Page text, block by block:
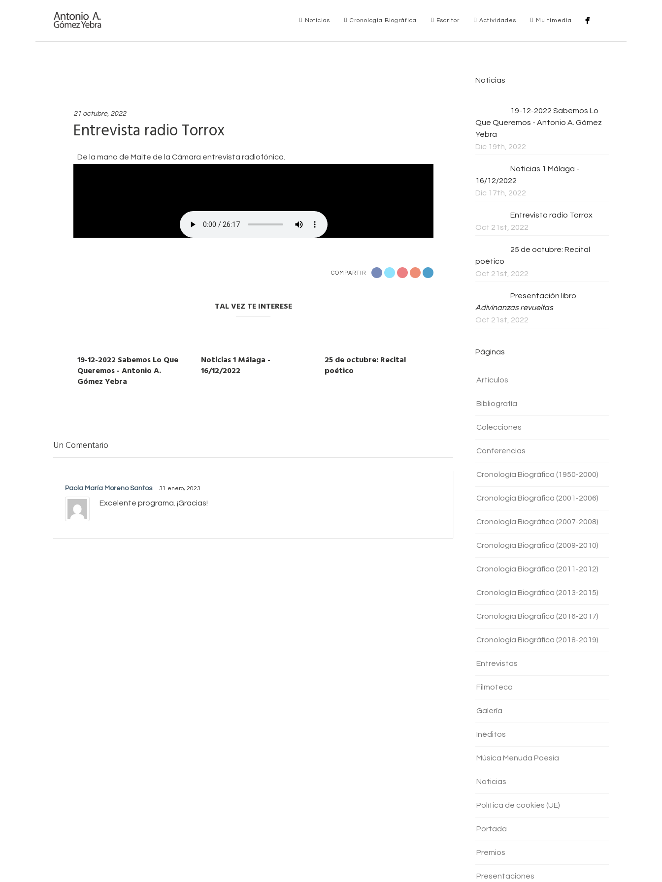
Noticias Cronología Biográfica Escritor Actividades Multimedia
21 octubre, 2022
Entrevista radio Torrox
De la mano de Maite de la Cámara entrevista radiofónica.
COMPARTIR
TAL VEZ TE INTERESE
19-12-2022 Sabemos Lo Que
Queremos - Antonio A.
Gómez Yebra
Noticias 1 Málaga -
16/12/2022
25 de octubre: Recital
poético
Un Comentario
Paola María Moreno Santos 31 enero, 2023
Excelente programa. ¡Gracias!
Noticias
19-12-2022 Sabemos Lo
Que Queremos - Antonio A. Gómez
Yebra
Dic 19th, 2022
Noticias 1 Málaga -
16/12/2022
Dic 17th, 2022
Entrevista radio Torrox
Oct 21st, 2022
25 de octubre: Recital
poético
Oct 21st, 2022
Presentación libro
Adivinanzas revueltas
Oct 21st, 2022
Páginas
Artículos
Bibliografía
Colecciones
Conferencias
Cronología Biográfica (1950-2000)
Cronologia Biográfica (2001-2006)
Cronología Biográfica (2007-2008)
Cronología Biográfica (2009-2010)
Cronología Biográfica (2011-2012)
Cronología Biográfica (2013-2015)
Cronología Biográfica (2016-2017)
Cronología Biográfica (2018-2019)
Entrevistas
Filmoteca
Galería
Inéditos
Música Menuda Poesía
Noticias
Política de cookies (UE)
Portada
Premios
Presentaciones